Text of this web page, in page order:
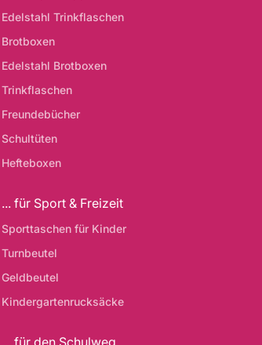
Edelstahl Trinkflaschen
Brotboxen
Edelstahl Brotboxen
Trinkflaschen
Freundebücher
Schultüten
Hefteboxen
... für Sport & Freizeit
Sporttaschen für Kinder
Turnbeutel
Geldbeutel
Kindergartenrucksäcke
... für den Schulweg